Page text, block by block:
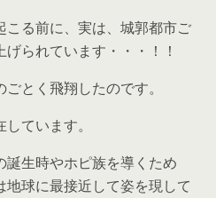
る前に、実は、城郭都市ご
られています・・・！！
とく飛翔したのです。
ています。
生時やホピ族を導くため
球に最接近して姿を現して